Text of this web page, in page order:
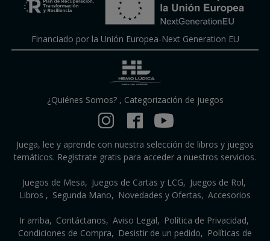
Financiado por la Unión Europea-Next Generation EU
¿Quiénes Somos?, Categorización de juegos
Juega, lee y aprende con nuestra selección de libros y juegos
temáticos. Regístrate gratis para acceder a nuestros servicios.
Juegos de Mesa Juegos de Cartas y LCG
Juegos de Rol
Libros
Segunda Mano Novedades y Ofertas Accesorios
Ir arriba Contáctanos Aviso Legal
Política de Privacidad
Condiciones de Compra
Desistir de un pedido
Políticas de